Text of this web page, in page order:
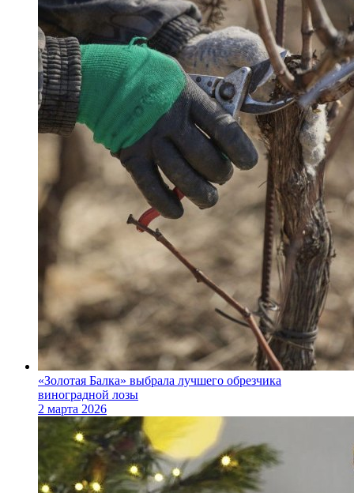
«Золотая Балка» выбрала лучшего обрезчика
виноградной лозы
2 марта 2026